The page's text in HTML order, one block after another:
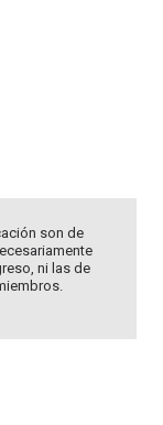
son de
ni las de